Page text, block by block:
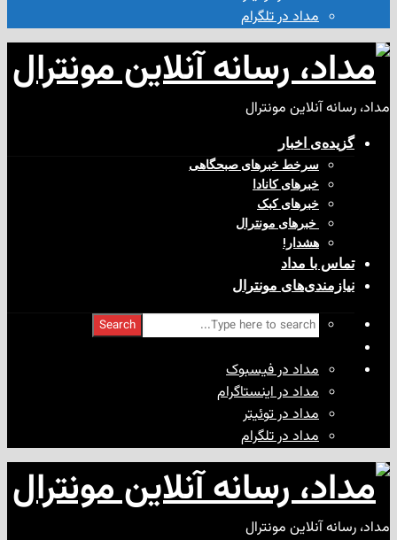
مداد در تلگرام
مونترال
اخبار
سرخط خبرهای صبحگاهی
خبرهای کانادا
خبرهای کبک
‌ خبرهای مونترال
مداد
مونترال
Search
مداد در فیسبوک
مداد در اینستاگرام
مداد در توئیتر
مداد در تلگرام
مونترال